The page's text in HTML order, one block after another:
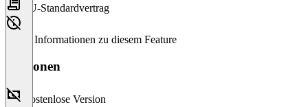
EU-Standardvertrag
Keine Informationen zu diesem Feature
Versionen
Kostenlose Version